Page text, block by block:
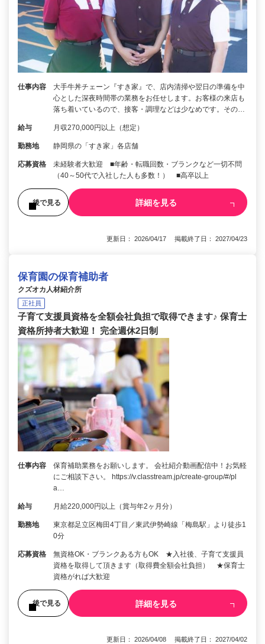
仕事内容
大手牛丼チェーン『すき家』で、店内清掃や翌日の準備を中
心とした深夜時間帯の業務をお任せします。お客様の来店も
落ち着いているので、接客・調理などは少なめです。その…
給与 月収270,000円以上（想定）
勤務地 静岡県の「すき家」各店舗
応募資格
未経験者大歓迎 ■年齢・転職回数・ブランクなど一切不問
（40～50代で入社した人も多数！） ■高卒以上
後で見る 詳細を見る
更新日： 2026/04/17 掲載終了日： 2027/04/23
保育園の保育補助者
クズオカ人材紹介所
正社員
子育て支援員資格を全額会社負担で取得できます♪ 保育士
資格所持者大歓迎！ 完全週休2日制
仕事内容
保育補助業務をお願いします。 会社紹介動画配信中！お気軽
にご相談下さい。 https://v.classtream.jp/create-group/#/pl
a…
給与 月給220,000円以上（賞与年2ヶ月分）
勤務地
東京都足立区梅田4丁目／東武伊勢崎線「梅島駅」より徒歩1
0分
応募資格
無資格OK・ブランクある方もOK ★入社後、子育て支援員
資格を取得して頂きます（取得費全額会社負担） ★保育士
資格がれば大歓迎
後で見る 詳細を見る
更新日： 2026/04/08 掲載終了日： 2027/04/02